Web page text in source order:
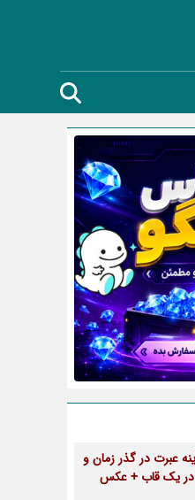
عبرت در گذر زمان و
در یک قاب + عکس